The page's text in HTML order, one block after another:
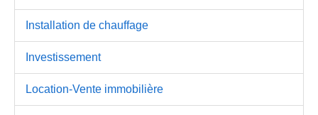
Installation de chauffage
Investissement
Location-Vente immobilière